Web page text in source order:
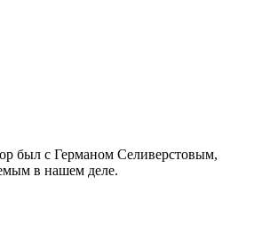
был с Германом Селиверстовым,
в нашем деле.